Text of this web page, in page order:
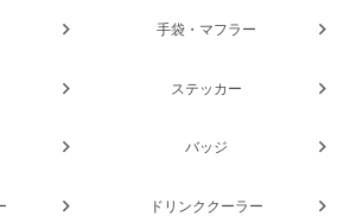
手袋・マフラー
ステッカー
バッジ
ドリンククーラー